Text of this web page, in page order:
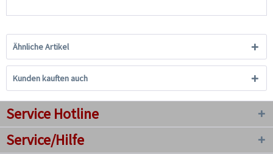
Ähnliche Artikel
Kunden kauften auch
Service Hotline
Service/Hilfe